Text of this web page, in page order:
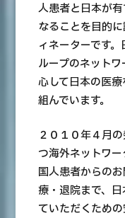
外国人受療者様へ
日本の医療について
受診の流れ
医療プログラム検索
検査・術式・
治療方法で探す
美容医療を探す
コンテンツピックアッ
人患者と日本が
なることを目的
ィネーターです
ループのネット
心して日本の医
組んでいます。
２０１０年４月
つ海外ネットワ
国人患者からの
療・退院まで、
ていただくため